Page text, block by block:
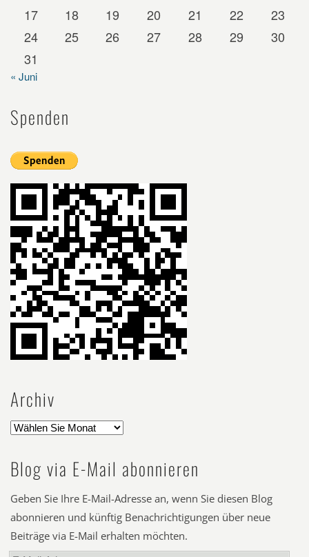
17
18 19 20 21 22
23
24
25 26 27 28 29
30
31
« Juni
Spenden
Archiv
Blog via E-Mail abonnieren
Geben Sie Ihre E-Mail-Adresse an, wenn Sie diesen Blog
abonnieren und künftig Benachrichtigungen über neue
Beiträge via E-Mail erhalten möchten.
E-